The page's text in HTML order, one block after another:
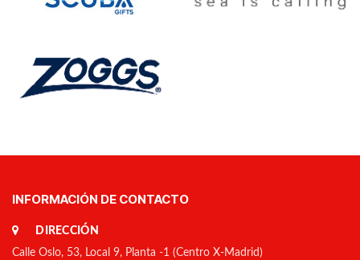
INFORMACIÓN DE CONTACTO
DIRECCIÓN
Calle Oslo, 53, Local 9, Planta -1 (Centro X-Madrid)